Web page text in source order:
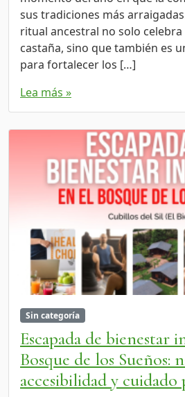
sus tradiciones más
ritual ancestral no solo celebra
castaña, sino que también es
para fortalecer los […]
Lea más »
Sin categoría
Escapada de bienestar
Bosque de los Sueños:
accesibilidad y cuidado